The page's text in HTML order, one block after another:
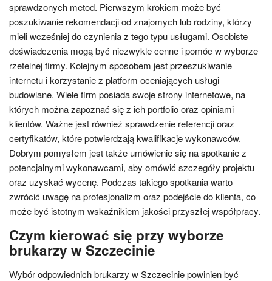
sprawdzonych metod. Pierwszym krokiem może być
poszukiwanie rekomendacji od znajomych lub rodziny, którzy
mieli wcześniej do czynienia z tego typu usługami. Osobiste
doświadczenia mogą być niezwykle cenne i pomóc w wyborze
rzetelnej firmy. Kolejnym sposobem jest przeszukiwanie
internetu i korzystanie z platform oceniających usługi
budowlane. Wiele firm posiada swoje strony internetowe, na
których można zapoznać się z ich portfolio oraz opiniami
klientów. Ważne jest również sprawdzenie referencji oraz
certyfikatów, które potwierdzają kwalifikacje wykonawców.
Dobrym pomysłem jest także umówienie się na spotkanie z
potencjalnymi wykonawcami, aby omówić szczegóły projektu
oraz uzyskać wycenę. Podczas takiego spotkania warto
zwrócić uwagę na profesjonalizm oraz podejście do klienta, co
może być istotnym wskaźnikiem jakości przyszłej współpracy.
Czym kierować się przy wyborze
brukarzy w Szczecinie
Wybór odpowiednich brukarzy w Szczecinie powinien być